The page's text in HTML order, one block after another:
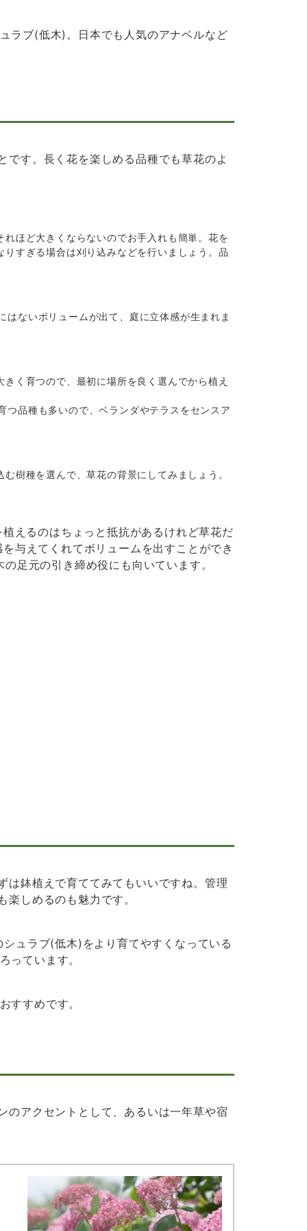
ラブ(低木)。日本でも人気のアナベルなど
す。長く花を楽しめる品種でも草花のよ
ほど大きくならないのでお手入れも簡単。花を
すぎる場合は刈り込みなどを行いましょう。品
ないボリュームが出て、庭に立体感が生まれま
く育つので、最初に場所を良く選んでから植え
品種も多いので、ベランダやテラスをセンスア
樹種を選んで、草花の背景にしてみましょう。
えるのはちょっと抵抗があるけれど草花だ
与えてくれてボリュームを出すことができ
足元の引き締め役にも向いています。
は鉢植えで育ててみてもいいですね。管理
しめるのも魅力です。
ュラブ(低木)をより育てやすくなっている
っています。
すすめです。
のアクセントとして、あるいは一年草や宿